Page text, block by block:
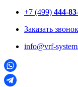
+7 (499) 444-
Заказать звонок
info@vrf-